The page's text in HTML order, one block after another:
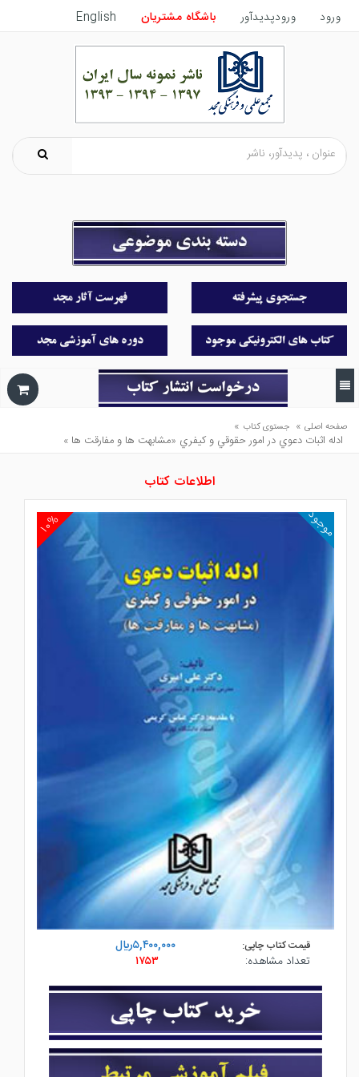
ورود ورودپدیدآور باشگاه مشتریان English
صفحه اصلی » جستوی کتاب »
ادله اثبات دعوي در امور حقوقي و كيفري «مشابهت ها و مفارقت ها »
اطلاعات کتاب
۱۰% موجود
قیمت کتاب چاپی:
۵,۴۰۰,۰۰۰ريال
تعداد مشاهده:
۱۷۵۳